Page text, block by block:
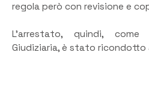
regola però con revisione e
L’arrestato, quindi, come
Giudiziaria, è stato ricondotto